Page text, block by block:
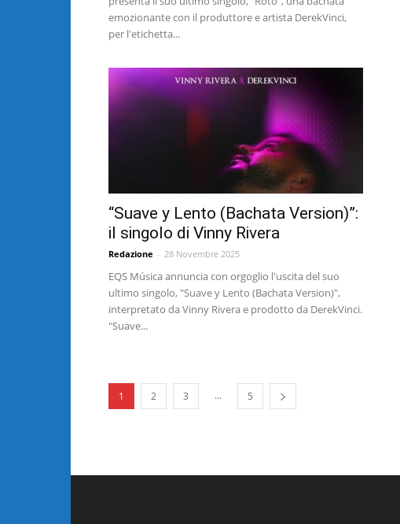
emozionante con il produttore e artista DerekVinci,
per l'etichetta...
“Suave y Lento (Bachata Version)”:
il singolo di Vinny Rivera
Redazione - 28 Novembre 2025
EQS Música annuncia con orgoglio l'uscita del suo
ultimo singolo, "Suave y Lento (Bachata Version)",
interpretato da Vinny Rivera e prodotto da DerekVinci.
"Suave...
1 2 3 ... 5